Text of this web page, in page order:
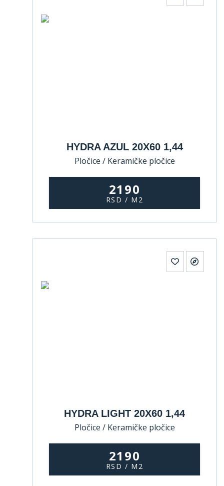
HYDRA AZUL 20X60 1,44
Pločice / Keramičke pločice
2190
RSD / M2
HYDRA LIGHT 20X60 1,44
Pločice / Keramičke pločice
2190
RSD / M2